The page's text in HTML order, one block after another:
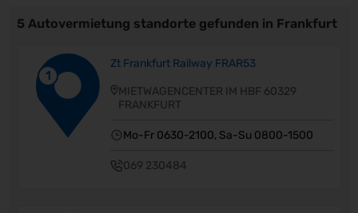
5 Autovermietung standorte gefunden in Frankfurt
1
Zt Frankfurt Railway FRAR53
MIETWAGENCENTER IM HBF 60329
FRANKFURT
Mo-Fr 0630-2100, Sa-Su 0800-1500
069 230484